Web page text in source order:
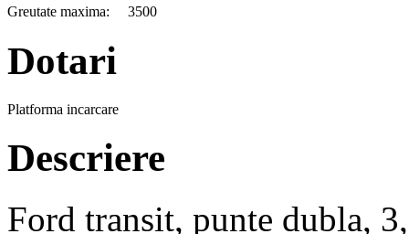
Greutate maxima:
3500
Dotari
Platforma incarcare
Descriere
Ford transit, punte dubla,